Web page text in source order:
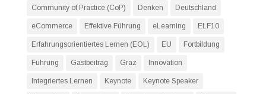
Community of Practice (CoP) Denken Deutschland
eCommerce Effektive Führung eLearning ELF10
Erfahrungsorientiertes Lernen (EOL) EU Fortbildung
Führung Gastbeitrag Graz Innovation
Integriertes Lernen Keynote Keynote Speaker